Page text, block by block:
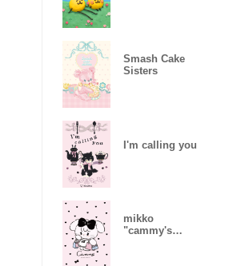
Smash Cake
Sisters
I'm calling you
mikko
"cammy's